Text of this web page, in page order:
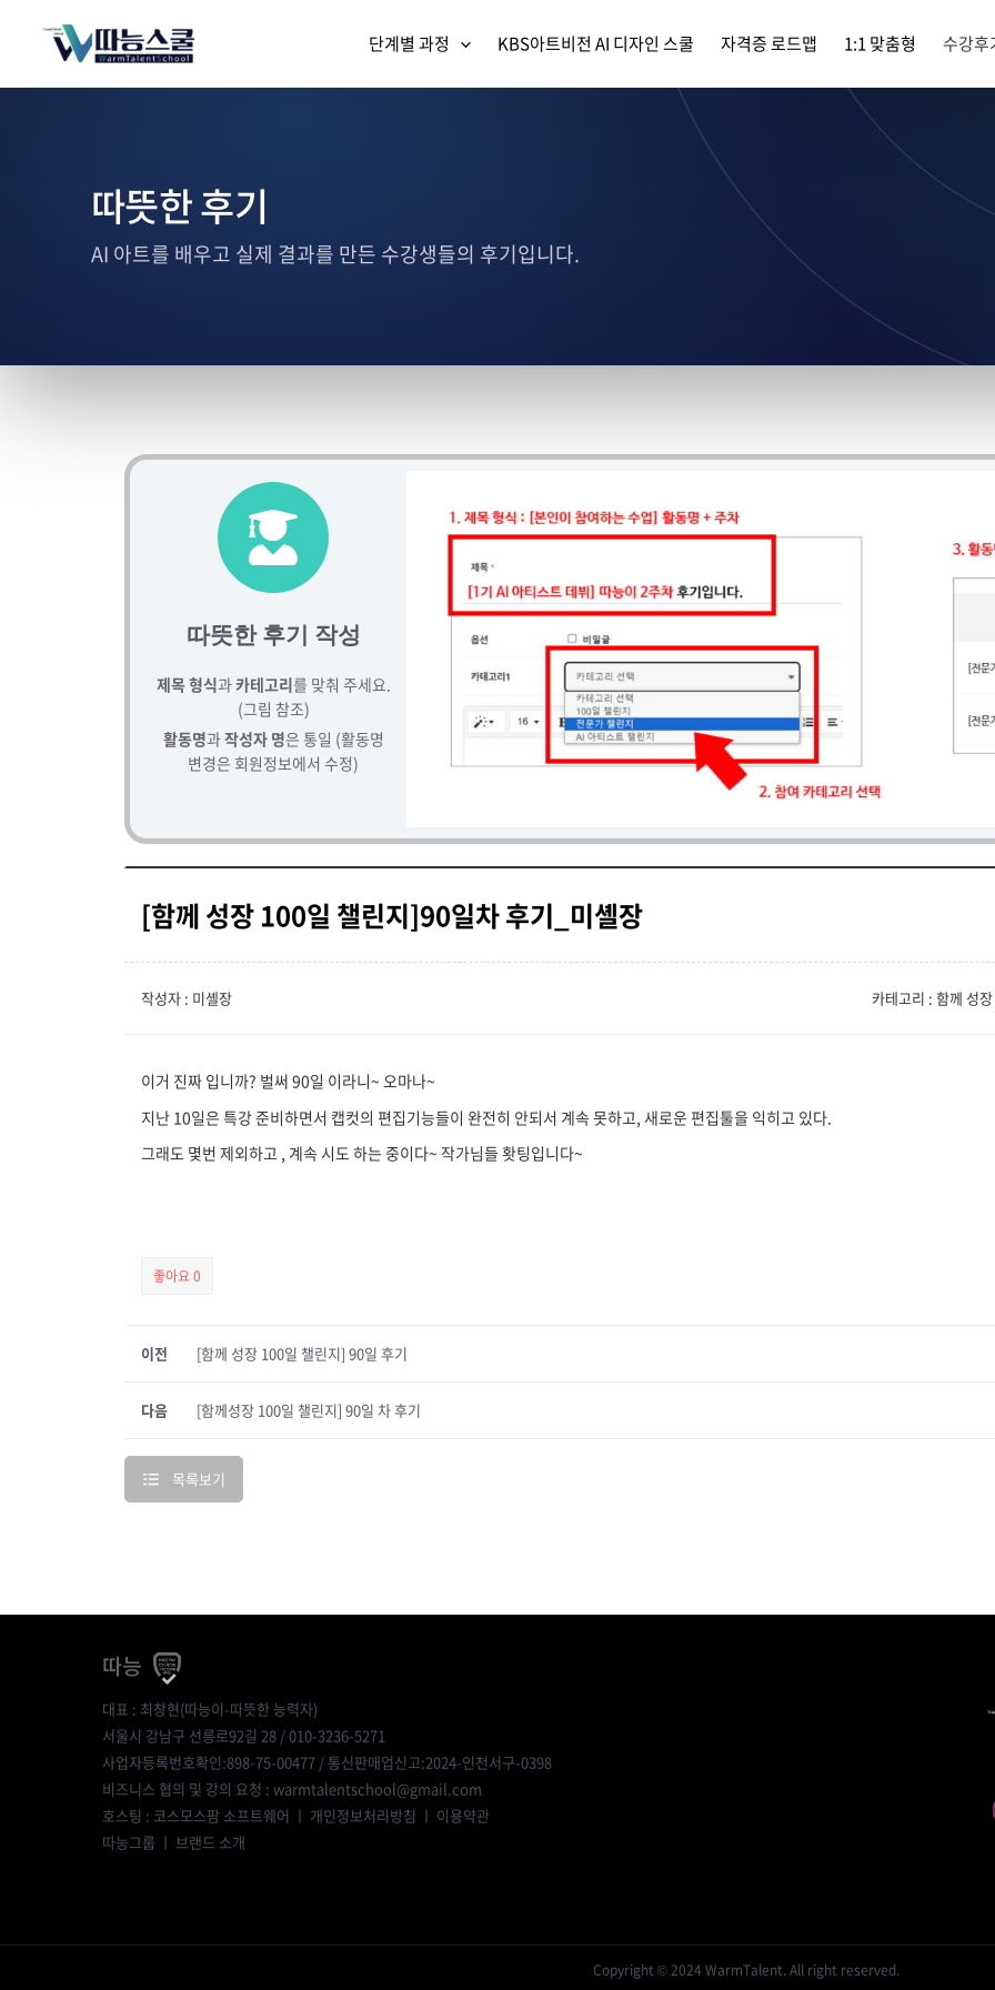
단계별 과정 KBS아트비전 AI 디자인 스쿨 자격증 로드맵 1:1 맞춤형 수강후
따뜻한 후기
AI 아트를 배우고 실제 결과를 만든 수강생들의 후기입니다.
따뜻한 후기 작성
제목 형식과카테고리를 맞춰 주세요.
(그림 참조)
활동명과작성자 명은 통일 (활동명
변경은 회원정보에서 수정)
[함께 성장 100일 챌린지]90일차 후기_미셸장
작성자 : 미셸장 카테고리 : 함께 성
이거 진짜 입니까? 벌써 90일 이라니~ 오마나~
지난 10일은 특강 준비하면서 캡컷의 편집기능들이 완전히 안되서 계속 못하고, 새로운 편집툴을 익히고 있다.
그래도 몇번 제외하고 , 계속 시도 하는 중이다~ 작가님들 홧팅입니다~
좋아요0
이전 [함께 성장 100일 챌린지] 90일 후기
[함께성장 100일 챌린지] 90일 차 후기
다음
목록보기
따능
대표 : 최창현(따능이-따뜻한 능력자)
서울시 강남구 선릉로92길 28 / 010-3236-5271
사업자등록번호확인:898-75-00477 / 통신판매업신고:2024-인천서구-0398
비즈니스 협의 및 강의 요청 : warmtalentschool@gmail.com
호스팅 : 코스모스팜 소프트웨어 ㅣ 개인정보처리방침 ㅣ 이용약관
따능그룹 ㅣ 브랜드 소개
Copyright © 2024 WarmTalent. All right reserved.